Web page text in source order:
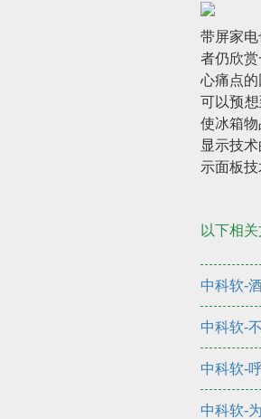
带屏家
者仍欣
心痛点的
可以预
使冰箱
显示技
示面板
以下相
中科软-
中科软-
中科软-
中科软-